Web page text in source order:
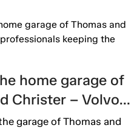
home garage of
Christer – Volvo
keeping the
garage of Thomas and